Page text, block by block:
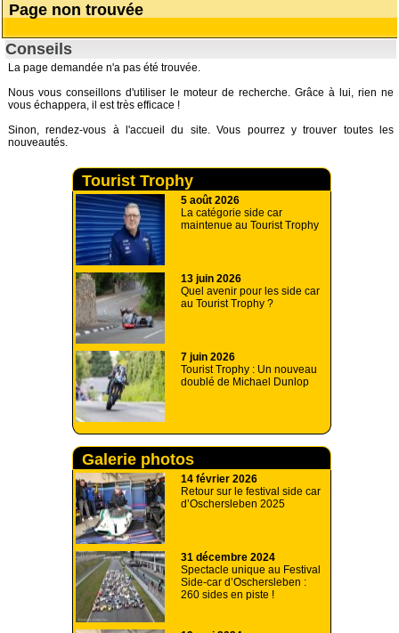
Page non trouvée
Conseils
La page demandée n'a pas été trouvée.
Nous vous conseillons d'utiliser le moteur de recherche. Grâce à lui, rien ne
vous échappera, il est très efficace !
Sinon, rendez-vous à
l'accueil
du site. Vous pourrez y trouver toutes les
nouveautés.
Tourist Trophy
5 août 2026
La catégorie side car
maintenue au Tourist Trophy
13 juin 2026
Quel avenir pour les side car
au Tourist Trophy ?
7 juin 2026
Tourist Trophy : Un nouveau
doublé de Michael Dunlop
Galerie photos
14 février 2026
Retour sur le festival side car
d’Oschersleben 2025
31 décembre 2024
Spectacle unique au Festival
Side-car d’Oschersleben :
260 sides en piste !